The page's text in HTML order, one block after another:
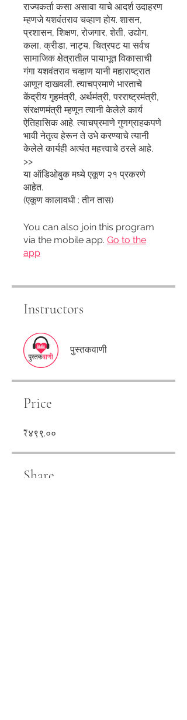
राज्यकर्ता कसा असावा याचे आदर्श उदाहरण
म्हणजे यशवंतराव चव्हाण होय. शासन,
प्रशासन, शिक्षण, रोजगार, शेती, उद्योग,
कला, क्रीडा, नाट्य, चित्रपट या सर्वच
सामाजिक क्षेत्रातील पायाभूत विकासाची
गंगा यशवंतराव चव्हाण यानी महाराष्ट्रात
आणून दाखवली. त्याचप्रमाणे भारताचे
केंद्रीय गृहमंत्री, अर्थमंत्री, परराष्ट्रमंत्री,
संरक्षणमंत्री म्हणून त्यानी केलेले कार्य
ऐतिहासिक आहे. त्याचप्रमाणे गुणग्राहकपणे
भावी नेतृत्व हेरून ते उभे करण्याचे त्यानी
केलेले कार्यही अत्यंत महत्त्वाचे ठरले आहे.
>>
या ऑडिओबुक मध्ये एकूण २१ प्रकरणे
आहेत.
(एकूण कालावधी : तीन तास)
You can also join this program
via the mobile app. Go to the
app
Instructors
पुस्तकवाणी
Price
₹४९९.००
Share